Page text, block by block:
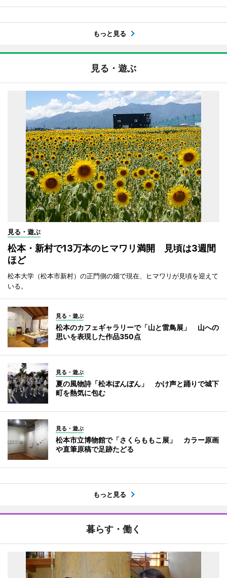
もっと見る
見る・遊ぶ
見る・遊ぶ
松本・新村で13万本のヒマワリ満開 見頃は3週間
ほど
松本大学（松本市新村）の正門側の畑で現在、ヒマワリが見頃を迎えて
いる。
見る・遊ぶ
松本のカフェギャラリーで「山と雷鳥展」 山への
思いを表現した作品350点
見る・遊ぶ
夏の風物詩「松本ぼんぼん」 かけ声と踊りで城下
町を熱気に包む
見る・遊ぶ
松本市立博物館で「さくらももこ展」 カラー原画
や直筆原稿で足跡たどる
もっと見る
暮らす・働く